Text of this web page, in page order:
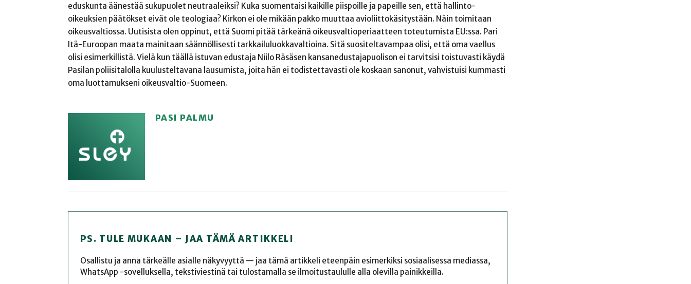
eduskunta äänestää sukupuolet neutraaleiksi? Kuka suomentaisi kaikille piispoille ja papeille sen, että hallinto-
oikeuksien päätökset eivät ole teologiaa? Kirkon ei ole mikään pakko muuttaa avioliittokäsitystään. Näin toimitaan
oikeusvaltiossa. Uutisista olen oppinut, että Suomi pitää tärkeänä oikeusvaltioperiaatteen toteutumista EU:ssa. Pari
Itä-Euroopan maata mainitaan säännöllisesti tarkkailuluokkavaltioina. Sitä suositeltavampaa olisi, että oma vaellus
olisi esimerkillistä. Vielä kun täällä istuvan edustaja Niilo Räsäsen kansanedustajapuolison ei tarvitsisi toistuvasti käydä
Pasilan poliisitalolla kuulusteltavana lausumista, joita hän ei todistettavasti ole koskaan sanonut, vahvistuisi kummasti
oma luottamukseni oikeusvaltio-Suomeen.
PASI PALMU
PS. TULE MUKAAN – JAA TÄMÄ ARTIKKELI
Osallistu ja anna tärkeälle asialle näkyvyyttä — jaa tämä artikkeli eteenpäin esimerkiksi sosiaalisessa mediassa,
WhatsApp -sovelluksella, tekstiviestinä tai tulostamalla se ilmoitustaululle alla olevilla painikkeilla.